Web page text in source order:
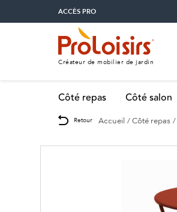
ACCÈS PRO
Créateur de mobilier de jardin
Côté repas Côté salon
Retour Accueil Côté repas